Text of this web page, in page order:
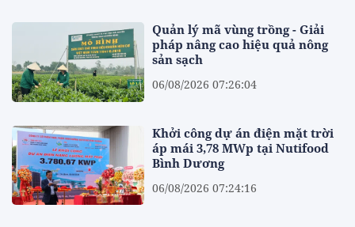
Quản lý mã vùng trồng - Giải
pháp nâng cao hiệu quả nông
sản sạch
06/08/2026 07:26:04
Khởi công dự án điện mặt trời
áp mái 3,78 MWp tại Nutifood
Bình Dương
06/08/2026 07:24:16